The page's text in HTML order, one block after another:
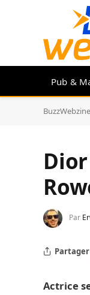
Pub &
BuzzWebzine
Par
Partager
Actrice